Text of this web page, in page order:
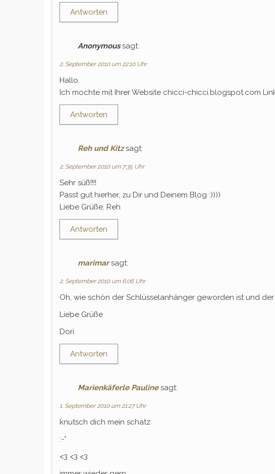
Antworten
Anonymous sagt:
2. September 2010 um 22:10 Uhr
Hallo.
Ich mochte mit Ihrer Website chicci-chicci.blogspot.com
Antworten
Reh und Kitz sagt:
2. September 2010 um 7:35 Uhr
Sehr süß!!!!
Passt gut hierher, zu Dir und Deinem Blog :))))
Liebe Grüße, Reh
Antworten
marimar sagt:
2. September 2010 um 6:06 Uhr
Oh, wie schön der Schlüsselanhänger geworden ist und
Liebe Grüße
Dori
Antworten
Marienkäferle Pauline sagt:
1. September 2010 um 21:27 Uhr
knutsch dich mein schatz
:-*
<3 <3 <3